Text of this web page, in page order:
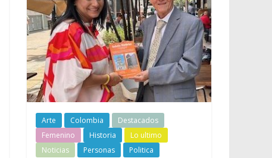
Arte Colombia
Destacados
Femenino
Historia
Lo ultimo
Noticias
Personas Politica